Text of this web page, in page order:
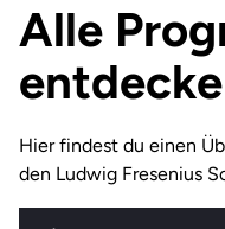
Alle
Hier findest du einen
den Ludwig Fresenius